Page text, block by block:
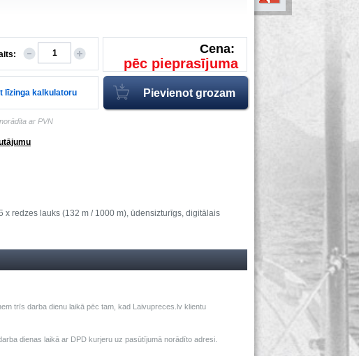
Cena:
pēc pieprasījuma
līzinga kalkulatoru
ar PVN
redzes lauks (132 m / 1000 m), ūdensizturīgs, digitālais
trīs darba dienu laikā pēc tam, kad Laivupreces.lv klientu
dienas laikā ar DPD kurjeru uz pasūtījumā norādīto adresi.